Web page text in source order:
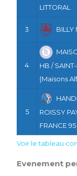
LITTORAL
3 BILLY
4
HB /
(Maisons
5
ROISSY
FRANCE 95
Voir le tableau
Evenement